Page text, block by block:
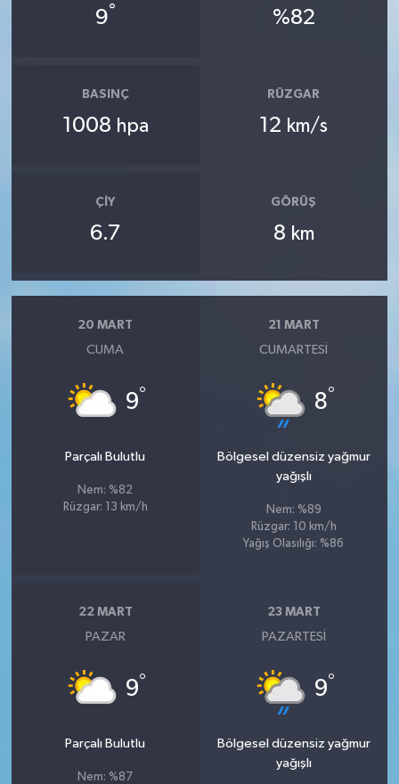
9° %82
BASINÇ
1008 hpa
RÜZGAR
12 km/s
ÇIY
6.7
GÖRÜŞ
8 km
20 MART
CUMA
9°
Parçalı Bulutlu
Nem: %82
Rüzgar: 13 km/h
21 MART
CUMARTESI
8°
Bölgesel düzensiz yağmur
yağışlı
Nem: %89
Rüzgar: 10 km/h
Yağış Olasılığı: %86
22 MART
PAZAR
9°
Parçalı Bulutlu
Nem: %87
23 MART
PAZARTESI
9°
Bölgesel düzensiz yağmur
yağışlı